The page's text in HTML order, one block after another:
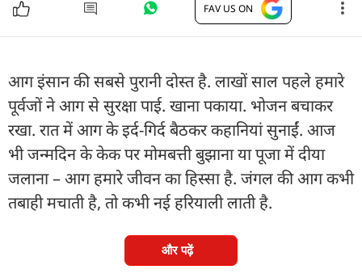
FAV US ON
आग इंसान की सबसे पुरानी दोस्त है. लाखों साल पहले हमारे
पूर्वजों ने आग से सुरक्षा पाई. खाना पकाया. भोजन बचाकर
रखा. रात में आग के इर्द-गिर्द बैठकर कहानियां सुनाईं. आज
भी जन्मदिन के केक पर मोमबत्ती बुझाना या पूजा में दीया
जलाना – आग हमारे जीवन का हिस्सा है. जंगल की आग कभी
तबाही मचाती है, तो कभी नई हरियाली लाती है.
और पढ़ें